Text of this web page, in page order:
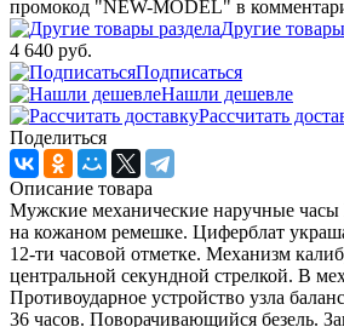
промокод "NEW-MODEL" в
Другие
4 640 руб.
Подписаться
Нашли дешевле
Рассчитать
Поделиться
Описание товара
Мужские механические наручные
на кожаном ремешке. Циферблат
12-ти часовой отметке. Механизм
центральной секундной стрелкой. В
Противоударное устройство узла
36 часов. Поворачивающийся безель.